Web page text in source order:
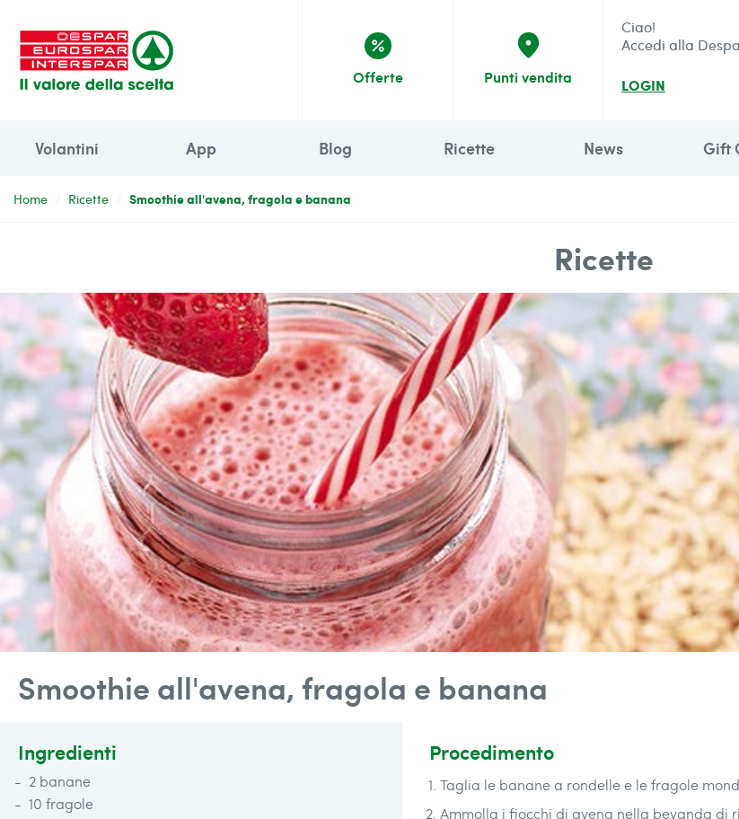
percent
Offerte
place
Punti vendita
Ciao!
Accedi alla
LOGIN
Volantini App Blog Ricette News Gift
Home Ricette Smoothie all'avena, fragola e banana
Ricette
Smoothie all'avena, fragola e banana
Ingredienti
2 banane
10 fragole
Procedimento
Taglia le banane a rondelle e le fragole
Ammolla i fiocchi di avena nella bevanda di